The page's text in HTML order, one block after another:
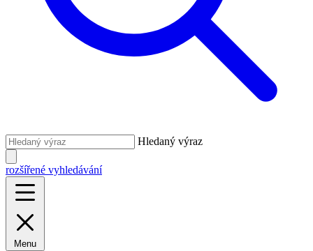
Hledaný výraz
rozšířené vyhledávání
Menu